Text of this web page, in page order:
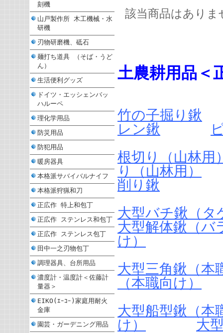
刻機
山戸製作所 木工機械・水
研機
刃物研磨機、砥石
麺打ち道具 （そば・うど
ん）
生活便利グッズ
ドイツ・エッシェンバッ
ハルーペ
理化学用品
防災用品
防犯用品
暖房器具
本格派サバイバルナイフ
本格派狩猟和刀
正広作 特上和包丁
正広作 ステンレス和包丁
正広作 ステンレス包丁
田中一之刃物包丁
調理器具、台所用品
濃度計・温度計＜佐藤計
量器＞
EIKO(ｴｰｺｰ)家庭用耐火
金庫
園芸・ガーデニング用品
該当商品はありま
土農耕用品＜
竹の子掘り鍬
レン鍬
根切り（山林用
り（山林用）
削り鍬
大型バチ鍬（タ
大型解体鍬（バ
け）
大型三角鍬（本
（本職向け）
大型船型鍬（本
け）
大